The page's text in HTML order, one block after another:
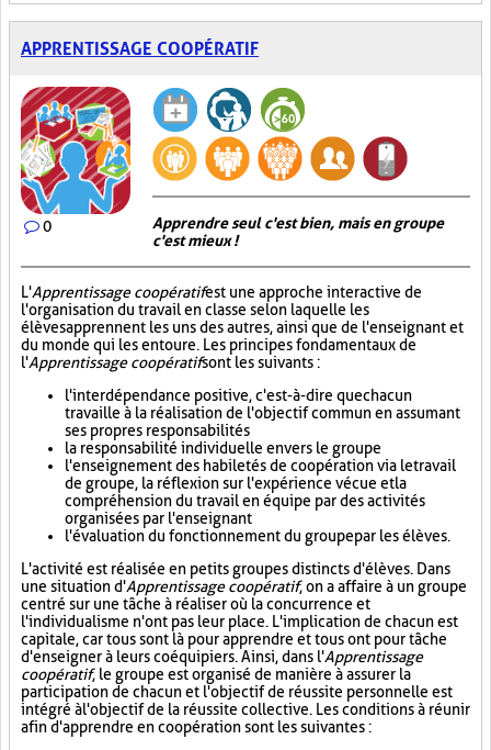
APPRENTISSAGE COOPÉRATIF
0
Apprendre seul c'est bien, mais en groupe
c'est mieux !
L'Apprentissage coopératifest une approche interactive de
l'organisation du travail en classe selon laquelle les
élèves apprennent les uns des autres, ainsi que de l'enseignant et
du monde qui les entoure. Les principes fondamentaux de
l'Apprentissage coopératifsont les suivants :
l'interdépendance positive, c'est-à-dire que chacun
travaille à la réalisation de l'objectif commun en assumant
ses propres responsabilités
la responsabilité individuelle envers le groupe
l'enseignement des habiletés de coopération via le travail
de groupe, la réflexion sur l'expérience vécue et la
compréhension du travail en équipe par des activités
organisées par l'enseignant
l'évaluation du fonctionnement du groupe par les élèves.
L'activité est réalisée en petits groupes distincts d'élèves. Dans
une situation d'Apprentissage coopératif, on a affaire à un groupe
centré sur une tâche à réaliser où la concurrence et
l'individualisme n'ont pas leur place. L'implication de chacun est
capitale, car tous sont là pour apprendre et tous ont pour tâche
d'enseigner à leurs coéquipiers. Ainsi, dans l'Apprentissage
coopératif, le groupe est organisé de manière à assurer la
participation de chacun et l'objectif de réussite personnelle est
intégré à l'objectif de la réussite collective. Les conditions à réunir
afin d'apprendre en coopération sont les suivantes :